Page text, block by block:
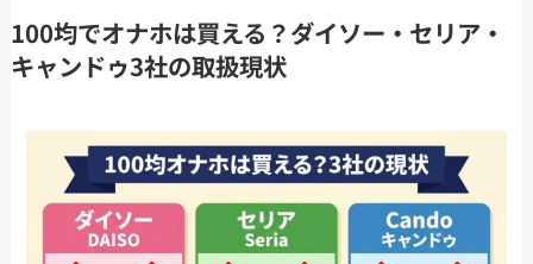
100均でオナホは買える？ダイソー・セリア・
キャンドゥ3社の取扱現状